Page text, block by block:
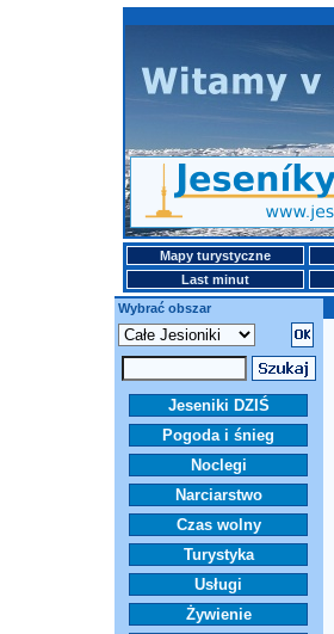
Mapy turystyczne
Last minut
Wybrać obszar
Jeseniki DZIŚ
Pogoda i śnieg
Noclegi
Narciarstwo
Czas wolny
Turystyka
Usługi
Żywienie